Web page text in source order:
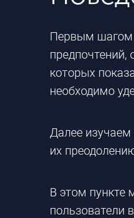
Первым шагом
которых
необходимо
Далее изучаем
их
В этом пункте
пользователи